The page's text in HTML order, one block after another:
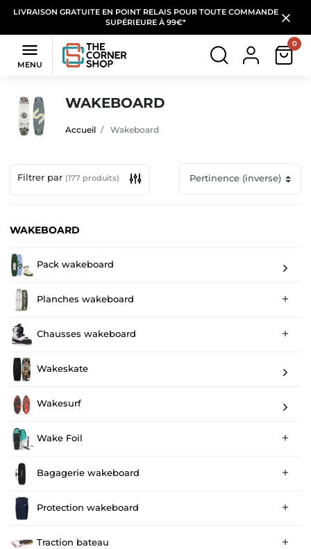
LIVRAISON GRATUITE EN POINT RELAIS POUR TOUTE COMMANDE
SUPÉRIEURE À 99€*

MENU
0
WAKEBOARD
Accueil Wakeboard
Filtrer par (177 produits)
WAKEBOARD
Pack wakeboard
Planches wakeboard 
Chausses wakeboard 
Wakeskate
Wakesurf
Wake Foil 
Bagagerie wakeboard 
Protection wakeboard 
Traction bateau 